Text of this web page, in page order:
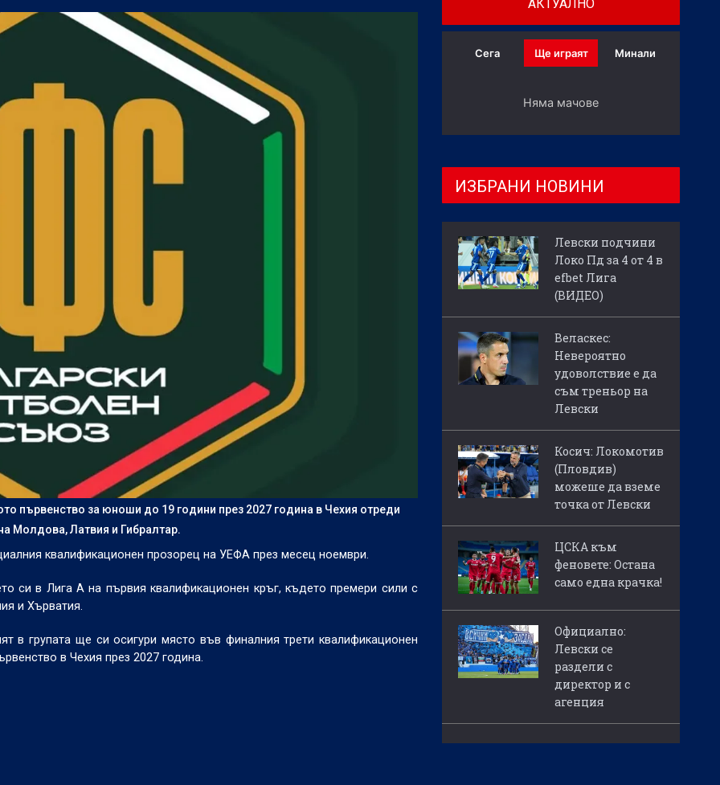
е да съм треньор на Левски
можеше да вземе точка от Левски
първенство за юноши до 19 години през 2027 година в Чехия отреди
Молдова, Латвия и Гибралтар.
квалификационен прозорец на УЕФА през месец ноември.
си в Лига А на първия квалификационен кръг, където премери сили с
и Хърватия.
в групата ще си осигури място във финалния трети квалификационен
в Чехия през 2027 година.
АКТУАЛНО
Сега Ще играят Минали
Няма мачове
ИЗБРАНИ НОВИНИ
Левски подчини
Локо Пд за 4 от 4 в
efbet Лига
(ВИДЕО)
Веласкес:
Невероятно
удоволствие е да
съм треньор на
Левски
Косич: Локомотив
(Пловдив)
можеше да вземе
точка от Левски
ЦСКА към
феновете: Остана
само една крачка!
Официално:
Левски се
раздели с
директор и с
агенция